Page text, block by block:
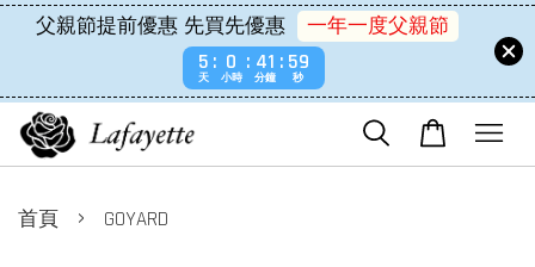
父親節提前優惠 先買先優惠
一年一度父親節
5
天
0
小時
41
分鐘
57
秒
首頁 › GOYARD